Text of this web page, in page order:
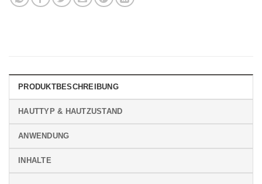
PRODUKTBESCHREIBUNG
HAUTTYP & HAUTZUSTAND
ANWENDUNG
INHALTE